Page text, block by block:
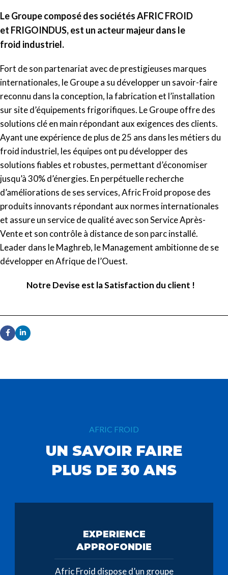
Le Groupe composé des sociétés AFRIC FROID
et FRIGOINDUS, est un acteur majeur dans le
froid industriel.
Fort de son partenariat avec de prestigieuses marques
internationales, le Groupe a su développer un savoir-faire
reconnu dans la conception, la fabrication et l’installation
sur site d’équipements frigorifiques. Le Groupe offre des
solutions clé en main répondant aux exigences des clients.
Ayant une expérience de plus de 25 ans dans les métiers du
froid industriel, les équipes ont pu développer des
solutions fiables et robustes, permettant d’économiser
jusqu’à 30% d’énergies. En perpétuelle recherche
d’améliorations de ses services, Afric Froid propose des
produits innovants répondant aux normes internationales
et assure un service de qualité avec son Service Après-
Vente et son contrôle à distance de son parc installé.
Leader dans le Maghreb, le Management ambitionne de se
développer en Afrique de l’Ouest.
Notre Devise est la Satisfaction du client !
AFRIC FROID
UN SAVOIR FAIRE
PLUS DE 30 ANS
EXPERIENCE
APPROFONDIE
Afric Froid dispose d’un groupe